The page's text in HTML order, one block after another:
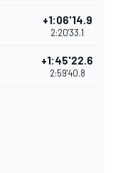
+1:06'14.9
2:20'33.1
+1:45'22.6
2:59'40.8